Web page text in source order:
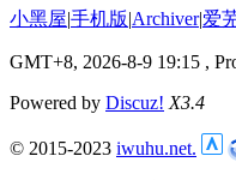
小黑屋|手机版|Archiver|爱
GMT+8, 2026-8-9 19:15 ,
Powered by Discuz! X3.4
© 2015-2023 iwuhu.net.